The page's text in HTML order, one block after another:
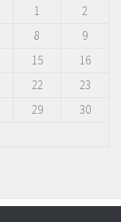
1
2
8
9
15
16
22
23
29
30